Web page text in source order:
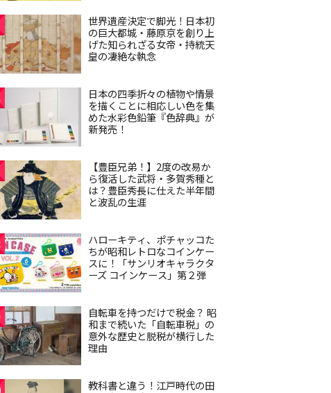
世界遺産決定で脚光！日本初
の巨大都城・藤原京を創り上
げた知られざる女帝・持統天
皇の凄絶な執念
日本の四季折々の植物や情景
を描くことに相応しい色を集
めた水彩色鉛筆『色辞典』が
新発売！
【豊臣兄弟！】2度の改易か
ら復活した武将・多賀秀種と
は？豊臣秀長に仕えた半年間
と波乱の生涯
ハローキティ、ポチャッコた
ちが昭和レトロなコインケー
スに！「サンリオキャラクタ
ーズ コインケース」第２弾
自転車を持つだけで税金？ 昭
和まで続いた「自転車税」の
意外な歴史と脱税が横行した
理由
教科書と違う！江戸時代の田